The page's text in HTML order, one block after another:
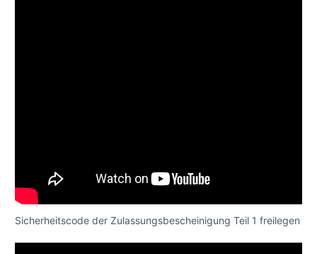
Sicherheitscode der Zulassungsbescheinigung Teil 1 freilegen